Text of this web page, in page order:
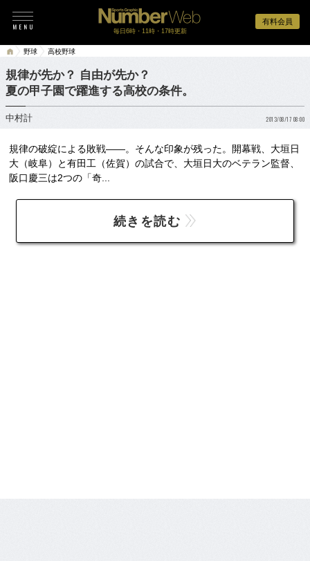
有料会員
毎日6時・11時・17時更新
野球 高校野球
規律が先か？ 自由が先か？
夏の甲子園で躍進する高校の条件。
中村計 2013/08/17 08:00
規律の破綻による敗戦――。そんな印象が残った。開幕戦、大垣日
大（岐阜）と有田工（佐賀）の試合で、大垣日大のベテラン監督、
阪口慶三は2つの「奇...
続きを読む